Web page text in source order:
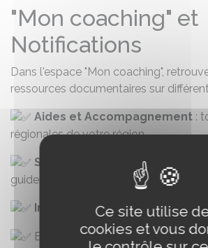
"Mon coaching" et
Notifications
Dans l'espace "Mon coaching",
ressources documentaires sur
Aides et Accompagnement :
régionales de votre région
Santé et Bien-être
: Charte du
guides des bonnes pratiques, etc.
Informations Filière
Et pleins d'autres !
Ce site utilise
cookies et vous